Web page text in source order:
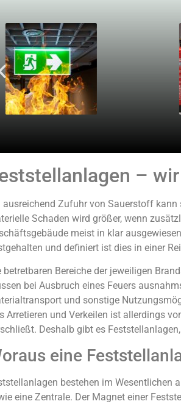
–
ausreichend Zufuhr von Sauerstoff
Schaden wird größer, wenn
meist in klar
und definiert ist dies in einer
betretbaren Bereiche der jeweiligen
bei Ausbruch eines Feuers
und sonstige
Arretieren und Verkeilen ist allerdings
Deshalb gibt es
eine
bestehen im Wesentlichen
eine Zentrale. Der Magnet einer